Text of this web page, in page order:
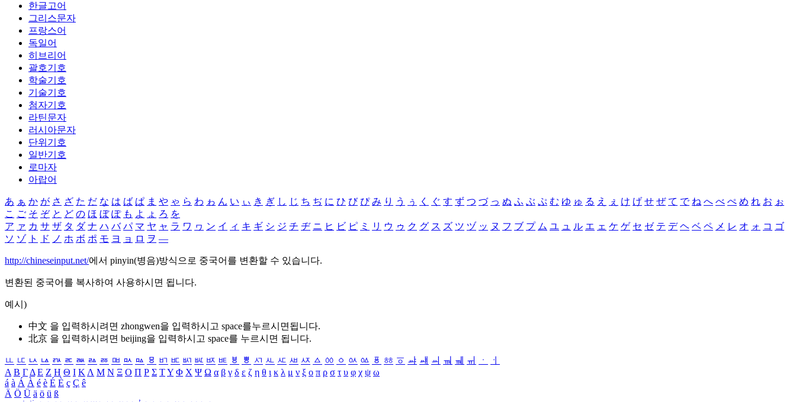
한글고어
그리스문자
프랑스어
독일어
히브리어
괄호기호
학술기호
기술기호
첨자기호
라틴문자
러시아문자
단위기호
일반기호
로마자
아랍어
あ ぁ か が さ ざ た だ な は ば ぱ ま や ゃ ら わ ゎ ん い ぃ き ぎ し じ ち ぢ に ひ び ぴ み り う ぅ く ぐ す ず つ づ っ ぬ ふ ぶ ぷ む ゆ ゅ る え ぇ け げ せ ぜ て で ね へ べ ぺ め れ お ぉ
こ ご そ ぞ と ど の ほ ぼ ぽ も よ ょ ろ を
ア ァ カ サ ザ タ ダ ナ ハ バ パ マ ヤ ャ ラ ワ ヮ ン イ ィ キ ギ シ ジ チ ヂ ニ ヒ ビ ピ ミ リ ウ ゥ ク グ ス ズ ツ ヅ ッ ヌ フ ブ プ ム ユ ュ ル エ ェ ケ ゲ セ ゼ テ デ ヘ ベ ペ メ レ オ ォ コ ゴ
ソ ゾ ト ド ノ ホ ボ ポ モ ヨ ョ ロ ヲ ―
http://chineseinput.net/에서 pinyin(병음)방식으로 중국어를 변환할 수 있습니다.
변환된 중국어를 복사하여 사용하시면 됩니다.
예시)
中文 을 입력하시려면 zhongwen을 입력하시고 space를누르시면됩니다.
北京 을 입력하시려면 beijing을 입력하시고 space를 누르시면 됩니다.
ㅥ ㅦ ㅧ ㅨ ㅩ ㅪ ㅫ ㅬ ㅭ ㅮ ㅯ ㅰ ㅱ ㅲ ㅳ ㅴ ㅵ ㅶ ㅷ ㅸ ㅹ ㅺ ㅻ ㅼ ㅽ ㅾ ㅿ ㆀ ㆁ ㆂ ㆃ ㆄ ㆅ ㆆ ㆇ ㆈ ㆉ ㆊ ㆋ ㆌ ㆍ
ㆎ
Α Β ΓΔ Ε Ζ Η Θ Ι ΚΛ Μ Ν Ξ Ο Π Ρ Σ ΤΥ Φ Χ Ψ Ω α β γ δ ε ζ η θ ι κ λ μ ν ξ ο π ρ σ τ υ φ χ ψ ω
á à Á À é è É È ç Ç ê
Ä Ö Ü ä ö ü ß